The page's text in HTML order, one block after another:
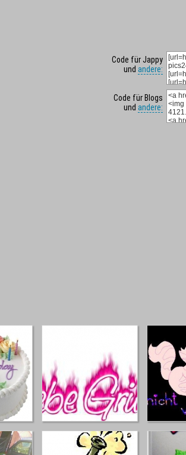
Code für Jappy
und andere:
Code für Blogs
und andere: